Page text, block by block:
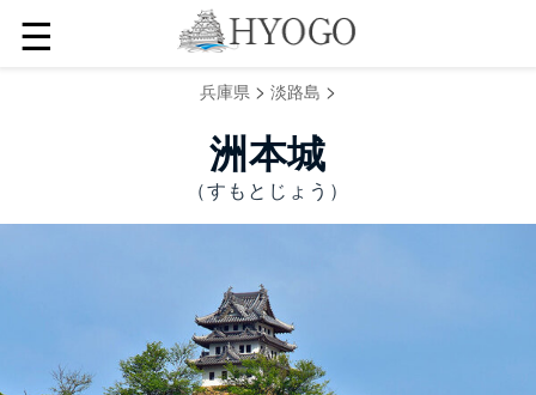
☰
兵庫県 > 淡路島 >
洲本城
（すもとじょう）